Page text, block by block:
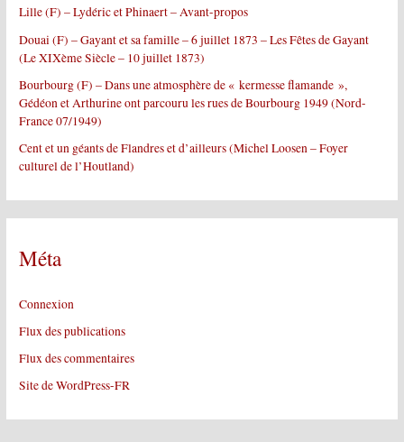
Lille (F) – Lydéric et Phinaert – Avant-propos
Douai (F) – Gayant et sa famille – 6 juillet 1873 – Les Fêtes de Gayant
(Le XIXème Siècle – 10 juillet 1873)
Bourbourg (F) – Dans une atmosphère de « kermesse flamande »,
Gédéon et Arthurine ont parcouru les rues de Bourbourg 1949 (Nord-
France 07/1949)
Cent et un géants de Flandres et d’ailleurs (Michel Loosen – Foyer
culturel de l’Houtland)
Méta
Connexion
Flux des publications
Flux des commentaires
Site de WordPress-FR